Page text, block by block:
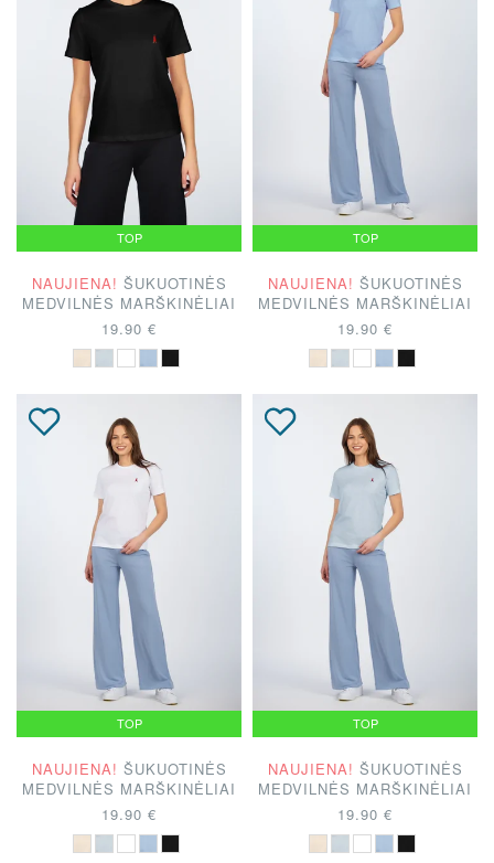
TOP
NAUJIENA! ŠUKUOTINĖS
MEDVILNĖS MARŠKINĖLIAI
19.90 €
TOP
NAUJIENA! ŠUKUOTINĖS
MEDVILNĖS MARŠKINĖLIAI
19.90 €
TOP
NAUJIENA! ŠUKUOTINĖS
MEDVILNĖS MARŠKINĖLIAI
19.90 €
TOP
NAUJIENA! ŠUKUOTINĖS
MEDVILNĖS MARŠKINĖLIAI
19.90 €